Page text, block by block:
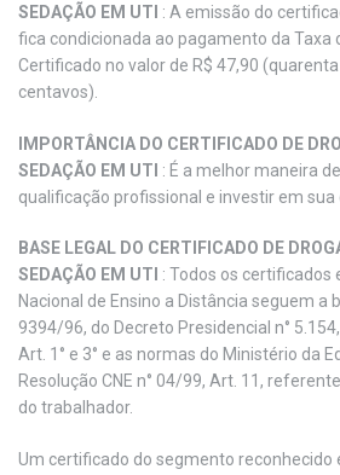
SEDAÇÃO EM UTI : A emissão do
fica condicionada ao pagamento da Taxa
Certificado no valor de R$ 47,90
centavos).
IMPORTÂNCIA DO CERTIFICADO DE
SEDAÇÃO EM UTI : É a melhor maneira
qualificação profissional e investir em sua
BASE LEGAL DO CERTIFICADO DE
SEDAÇÃO EM UTI : Todos os
Nacional de Ensino a Distância seguem a
9394/96, do Decreto Presidencial n°
Art. 1° e 3° e as normas do Ministério da
Resolução CNE n° 04/99, Art. 11,
do trabalhador.
Um certificado do segmento reconhecido